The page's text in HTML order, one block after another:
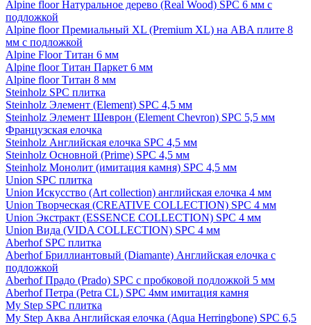
Alpine floor Натуральное дерево (Real Wood) SPC 6 мм с
подложкой
Alpine floor Премиальный XL (Premium XL) на ABA плите 8
мм с подложкой
Alpine Floor Титан 6 мм
Alpine floor Титан Паркет 6 мм
Alpine floor Титан 8 мм
Steinholz SPC плитка
Steinholz Элемент (Element) SPC 4,5 мм
Steinholz Элемент Шеврон (Element Chevron) SPC 5,5 мм
Французская елочка
Steinholz Английская елочка SPC 4,5 мм
Steinholz Основной (Prime) SPC 4,5 мм
Steinholz Монолит (имитация камня) SPC 4,5 мм
Union SPC плитка
Union Искусство (Art collection) английская елочка 4 мм
Union Творческая (CREATIVE COLLECTION) SPC 4 мм
Union Экстракт (ESSENCE COLLECTION) SPC 4 мм
Union Вида (VIDA COLLECTION) SPC 4 мм
Aberhof SPC плитка
Aberhof Бриллиантовый (Diamante) Английская елочка с
подложкой
Aberhof Прадо (Prado) SPC с пробковой подложкой 5 мм
Aberhof Петра (Petra CL) SPC 4мм имитация камня
My Step SPC плитка
My Step Аква Английская елочка (Aqua Herringbone) SPC 6,5